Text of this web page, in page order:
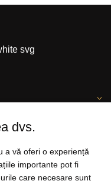
dvs.
a vă oferi o experiență
importante pot fi
care necesare sunt